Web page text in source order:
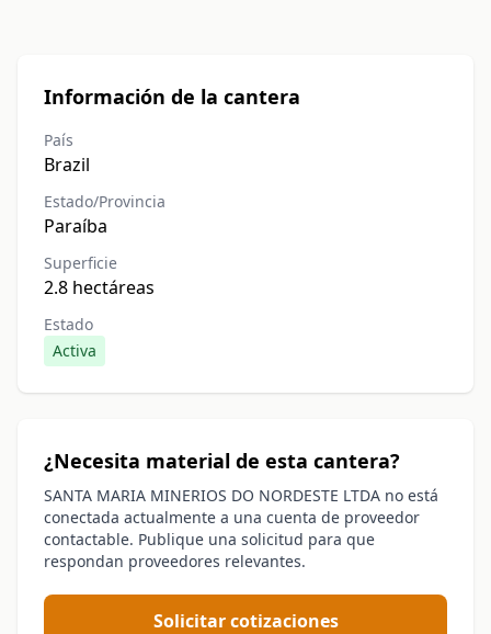
Información de la cantera
País
Brazil
Estado/Provincia
Paraíba
Superficie
2.8 hectáreas
Estado
Activa
¿Necesita material de esta cantera?
SANTA MARIA MINERIOS DO NORDESTE LTDA no está
conectada actualmente a una cuenta de proveedor
contactable. Publique una solicitud para que
respondan proveedores relevantes.
Solicitar cotizaciones